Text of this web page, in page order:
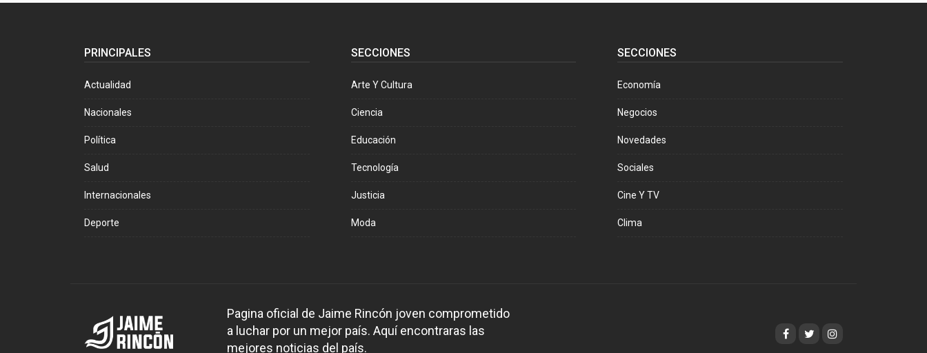
PRINCIPALES
Actualidad
Nacionales
Política
Salud
Internacionales
Deporte
SECCIONES
Arte Y Cultura
Ciencia
Educación
Tecnología
Justicia
Moda
SECCIONES
Economía
Negocios
Novedades
Sociales
Cine Y TV
Clima
Pagina oficial de Jaime Rincón joven comprometido
a luchar por un mejor país. Aquí encontraras las
mejores noticias del país.